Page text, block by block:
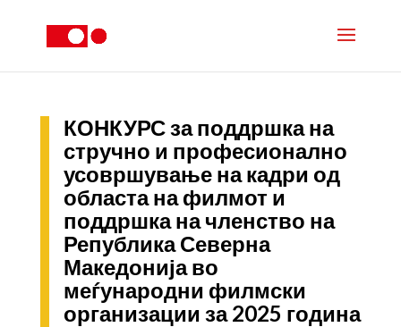
КОНКУРС за поддршка на
стручно и професионално
усовршување на кадри од
областа на филмот и
поддршка на членство на
Република Северна
Македонија во
меѓународни филмски
организации за 2025 година